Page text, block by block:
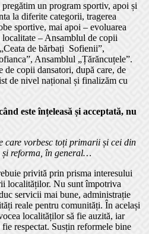
un program sportiv, apoi și
la diferite categorii, tragerea
sportive, mai apoi – evoluarea
– Ansamblul de copii
de bărbați Sofienii”,
Ansamblul „Țărăncuțele”.
de copii dansatori, după care, de
de nivel național și finalizăm cu
este înțeleasă și acceptată, nu
care vorbesc toți primarii și cei din
reforma, în general…
privită prin prisma interesului
localităților. Nu sunt împotriva
servicii mai bune, administrație
reale pentru comunități. În același
localităților să fie auzită, iar
respectat. Susțin reformele bine